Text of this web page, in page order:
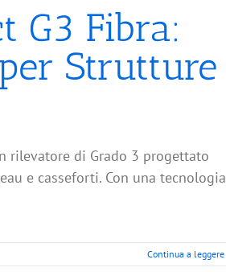
G3 Fibra:
Strutture
rilevatore di Grado 3 progettato
e casseforti. Con una tecnologia
Continua a leggere